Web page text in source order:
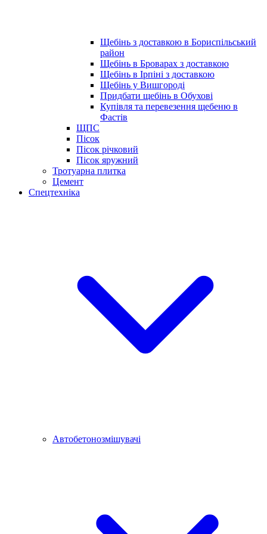
Щебінь з доставкою в Бориспільський
район
Щебінь в Броварах з доставкою
Щебінь в Ірпіні з доставкою
Щебінь у Вишгороді
Придбати щебінь в Обухові
Купівля та перевезення щебеню в
Фастів
ЩПС
Пісок
Пісок річковий
Пісок яружний
Тротуарна плитка
Цемент
Спецтехніка
Автобетонозмішувачі